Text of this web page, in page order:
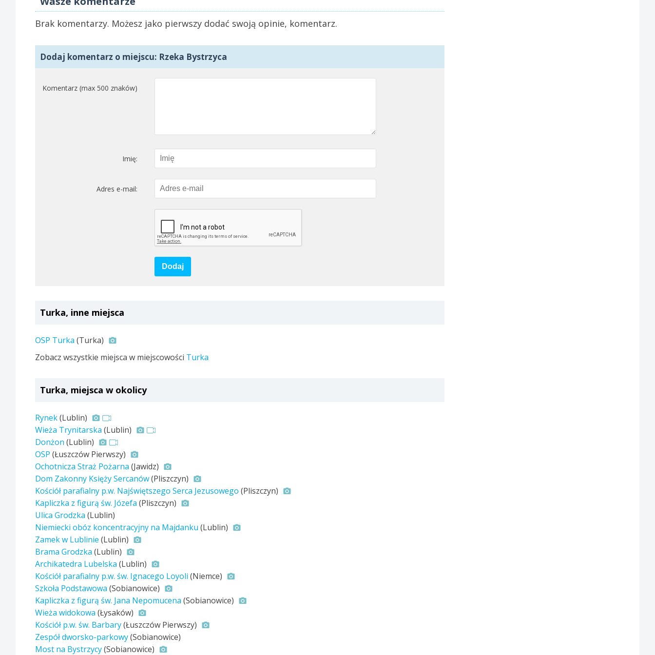
Brak komentarzy. Możesz jako pierwszy dodać swoją opinie, komentarz.
Dodaj komentarz o miejscu: Rzeka Bystrzyca
Komentarz (max 500 znaków)
Imię:
Adres e-mail:
Dodaj
Turka, inne miejsca
OSP Turka (Turka)
Zobacz wszystkie miejsca w miejscowości Turka
Turka, miejsca w okolicy
Rynek(Lublin)
Wieża Trynitarska (Lublin)
Donżon (Lublin)
OSP (Łuszczów Pierwszy)
Ochotnicza Straż Pożarna (Jawidz)
Dom Zakonny Księży Sercanów(Pliszczyn)
Kościół parafialny p.w. Najświętszego Serca Jezusowego (Pliszczyn)
Kapliczka z figurą św. Józefa (Pliszczyn)
Ulica Grodzka (Lublin)
Niemiecki obóz koncentracyjny na Majdanku (Lublin)
Zamek w Lublinie (Lublin)
Brama Grodzka (Lublin)
Archikatedra Lubelska (Lublin)
Kościół parafialny p.w. św. Ignacego Loyoli (Niemce)
Szkoła Podstawowa (Sobianowice)
Kapliczka z figurą św. Jana Nepomucena (Sobianowice)
Wieża widokowa (Łysaków)
Kościół p.w. św. Barbary(Łuszczów Pierwszy)
Zespół dworsko-parkowy(Sobianowice)
Most na Bystrzycy(Sobianowice)